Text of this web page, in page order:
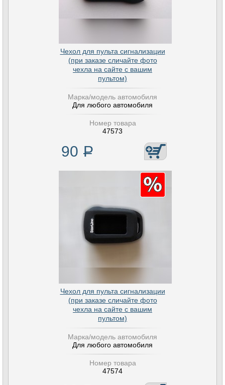
Чехол для пульта сигнализации
(при заказе сличайте фото
чехла на сайте с вашим
пультом)
Марка/модель автомобиля
Для любого автомобиля
Номер товара
47573
90 Р
Чехол для пульта сигнализации
(при заказе сличайте фото
чехла на сайте с вашим
пультом)
Марка/модель автомобиля
Для любого автомобиля
Номер товара
47574